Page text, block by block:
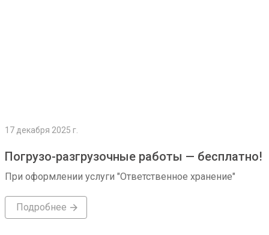
17 декабря 2025 г.
Погрузо-разгрузочные работы — бесплатно!
При оформлении услуги "Ответственное хранение"
Подробнее